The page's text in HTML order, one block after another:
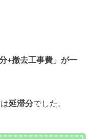
+撤去工事費」が一
延滞分でした。